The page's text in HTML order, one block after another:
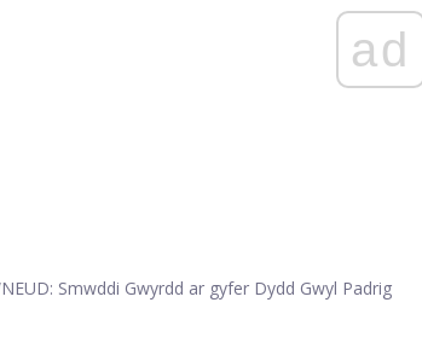
ad
Smwddi Gwyrdd ar gyfer Dydd Gwyl Padrig